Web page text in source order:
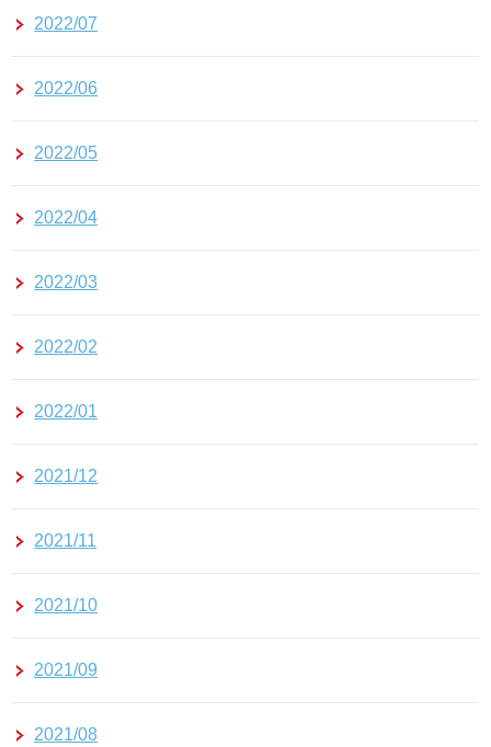
2022/07
2022/06
2022/05
2022/04
2022/03
2022/02
2022/01
2021/12
2021/11
2021/10
2021/09
2021/08